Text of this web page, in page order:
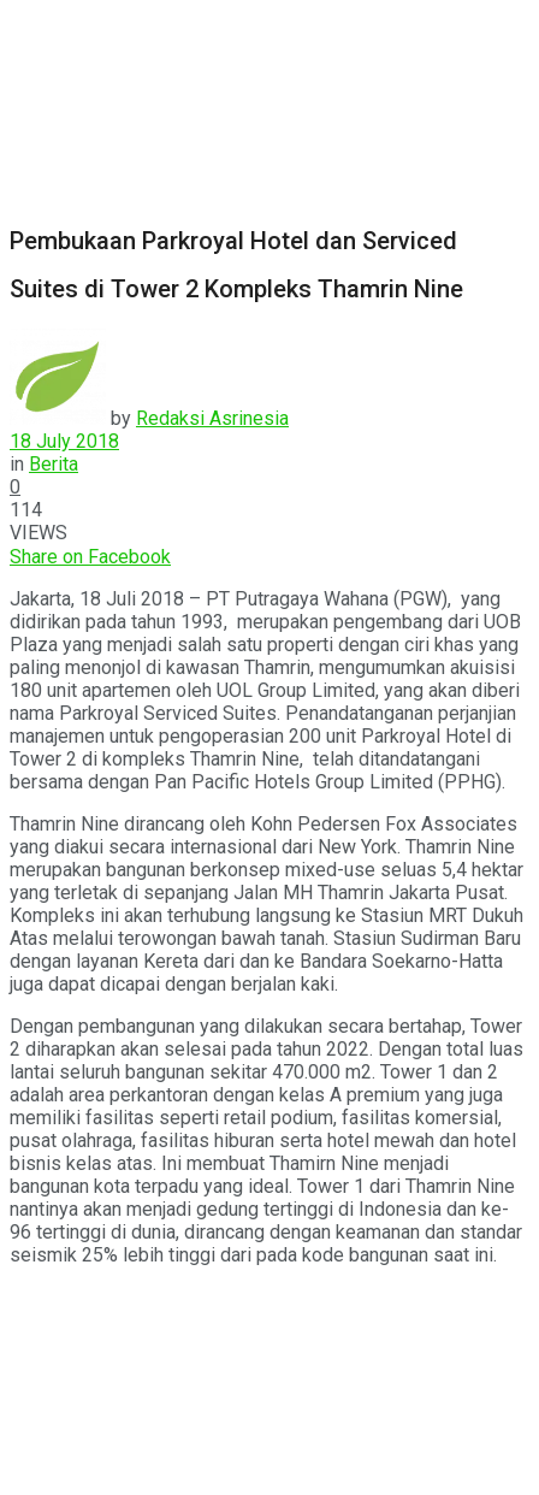
Pembukaan Parkroyal Hotel dan Serviced
Suites di Tower 2 Kompleks Thamrin Nine
by Redaksi Asrinesia
18 July 2018
in Berita
0
114
VIEWS
Share on Facebook
Jakarta, 18 Juli 2018 – PT Putragaya Wahana (PGW), yang
didirikan pada tahun 1993, merupakan pengembang dari UOB
Plaza yang menjadi salah satu properti dengan ciri khas yang
paling menonjol di kawasan Thamrin, mengumumkan akuisisi
180 unit apartemen oleh UOL Group Limited, yang akan diberi
nama Parkroyal Serviced Suites. Penandatanganan perjanjian
manajemen untuk pengoperasian 200 unit Parkroyal Hotel di
Tower 2 di kompleks Thamrin Nine, telah ditandatangani
bersama dengan Pan Pacific Hotels Group Limited (PPHG).
Thamrin Nine dirancang oleh Kohn Pedersen Fox Associates
yang diakui secara internasional dari New York. Thamrin Nine
merupakan bangunan berkonsep mixed-use seluas 5,4 hektar
yang terletak di sepanjang Jalan MH Thamrin Jakarta Pusat.
Kompleks ini akan terhubung langsung ke Stasiun MRT Dukuh
Atas melalui terowongan bawah tanah. Stasiun Sudirman Baru
dengan layanan Kereta dari dan ke Bandara Soekarno-Hatta
juga dapat dicapai dengan berjalan kaki.
Dengan pembangunan yang dilakukan secara bertahap, Tower
2 diharapkan akan selesai pada tahun 2022. Dengan total luas
lantai seluruh bangunan sekitar 470.000 m2. Tower 1 dan 2
adalah area perkantoran dengan kelas A premium yang juga
memiliki fasilitas seperti retail podium, fasilitas komersial,
pusat olahraga, fasilitas hiburan serta hotel mewah dan hotel
bisnis kelas atas. Ini membuat Thamirn Nine menjadi
bangunan kota terpadu yang ideal. Tower 1 dari Thamrin Nine
nantinya akan menjadi gedung tertinggi di Indonesia dan ke-
96 tertinggi di dunia, dirancang dengan keamanan dan standar
seismik 25% lebih tinggi dari pada kode bangunan saat ini.